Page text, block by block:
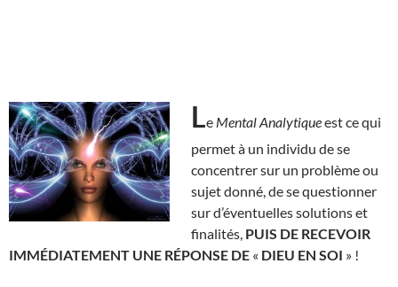
Le Mental Analytiqueest ce qui
permet à un individu de se
concentrer sur un problème ou
sujet donné, de se questionner
sur d’éventuelles solutions et
finalités, PUIS DE RECEVOIR
IMMÉDIATEMENT UNE RÉPONSE DE « DIEU EN SOI » !